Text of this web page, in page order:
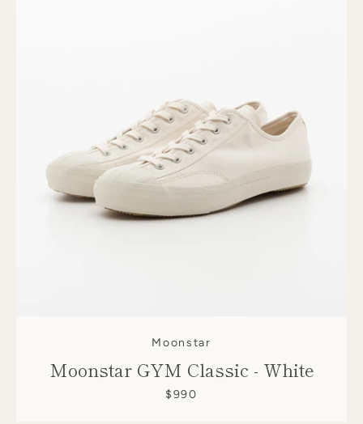
Moonstar
Moonstar GYM Classic - White
$990